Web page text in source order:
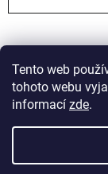
Tento web
tohoto webu
informací zde.